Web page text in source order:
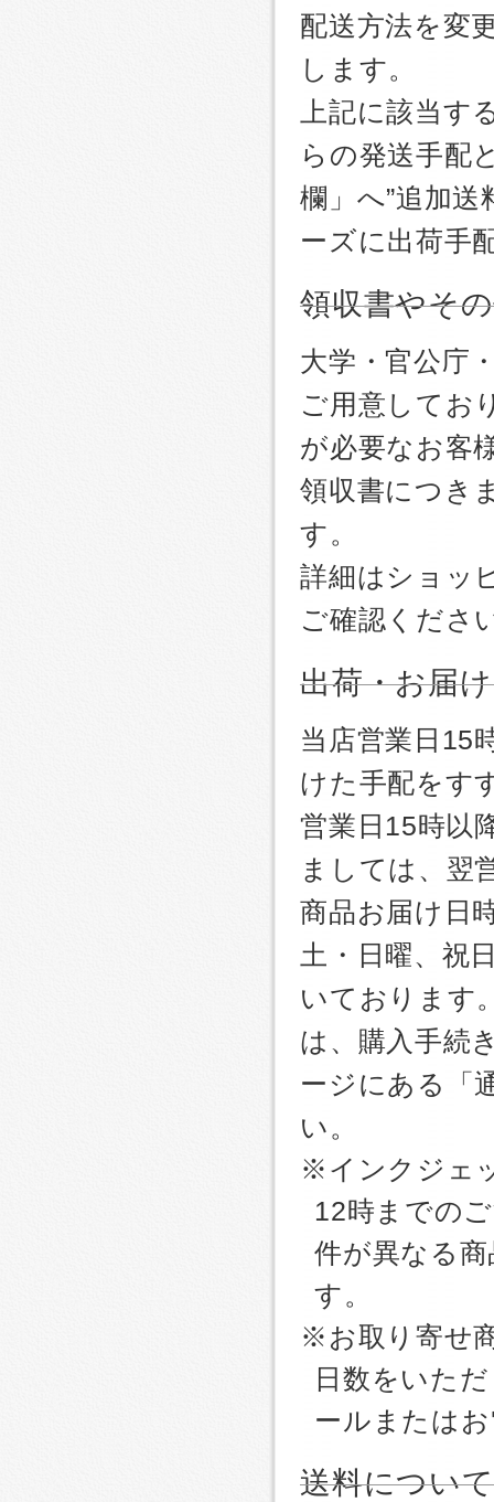
配送方法を変
します。
上記に該当
らの発送手配
欄」へ”追加
ーズに出荷手
領収書やそ
大学・官公庁
ご用意してお
が必要なお客
領収書につき
す。
詳細はショッ
ご確認くださ
出荷・お届
当店営業日15
けた手配をす
営業日15時以
ましては、翌
商品お届け日
土・日曜、祝
いております
は、購入手続
ージにある「
い。
※インクジェ
12時までの
件が異なる
す。
※お取り寄せ
日数をいた
ールまたは
送料について